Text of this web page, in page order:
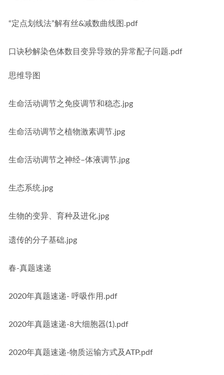
“定点划线法”解有丝&减数曲线图.pdf
口诀秒解染色体数目变异导致的异常配子问题.pdf
思维导图
生命活动调节之免疫调节和稳态.jpg
生命活动调节之植物激素调节.jpg
生命活动调节之神经–体液调节.jpg
生态系统.jpg
生物的变异、育种及进化.jpg
遗传的分子基础.jpg
春-真题速递
2020年真题速递- 呼吸作用.pdf
2020年真题速递-8大细胞器(1).pdf
2020年真题速递-物质运输方式及ATP.pdf